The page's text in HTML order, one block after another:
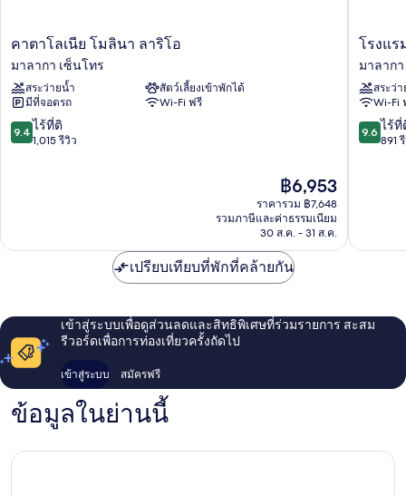
คา
โล
เนีย
โม
ลินา
ลา
คาตาโลเนีย โมลินา ลาริโอ
มาลากา เซ็นโทร
สระว่ายน้ำ
สัตว์เลี้ยงเข้าพักได้
มีที่จอดรถ
Wi-Fi ฟรี
9.4
จาก
9.4 ไร้ที่ติ
1,015 รีวิว
ราคา
ปัจจุบัน
คือ
฿6,953
฿6,953
ราคารวม ฿7,648
รวมภาษีและค่าธรรมเนียม
30 ส.ค. - 31 ส.ค.
โรงแรม
YOU
มา
ลาก้
า
มาลา
โรงแร
มาลาก
สระว่
Wi-Fi
9.6
จาก
9.6 ไร้ที่
891
เปรียบเทียบที่พักที่คล้ายกัน
เข้าสู่ระบบเพื่อดูส่วนลดและสิทธิพิเศษที่ร่วมรายการ สะสม
รีวอร์ดเพื่อการท่องเที่ยวครั้งถัดไป
เข้าสู่ระบบ สมัครฟรี
ข้อมูลในย่านนี้